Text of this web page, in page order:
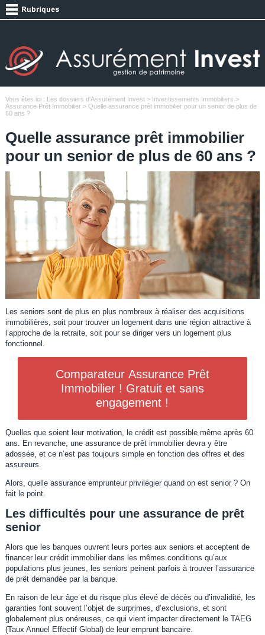
Vous êtes ici : Les dossiers d'Assurément Invest> Investissements Immobiliers >
Assurance Prêt Immobilier> Quelle assurance prêt immobilier pour un senior de plus de
60 ans ?
Quelle assurance prêt immobilier
pour un senior de plus de 60 ans ?
Les seniors sont de plus en plus nombreux à réaliser des acquisitions
immobilières, soit pour trouver un logement dans une région attractive à
l’approche de la retraite, soit pour se diriger vers un logement plus
fonctionnel.
Comparateur Assurance Prêt
Immobilier ! Gratuit et sans
engagement !
Quelles que soient leur motivation, le crédit est possible même après 60
ans. En revanche, une assurance de prêt immobilier devra y être
adossée, et ce n’est pas toujours simple en fonction des offres et des
assureurs.
Alors, quelle assurance emprunteur privilégier quand on est senior ? On
fait le point.
Les difficultés pour une assurance de prêt
senior
Alors que les banques ouvrent leurs portes aux seniors et acceptent de
financer leur crédit immobilier dans les mêmes conditions qu’aux
populations plus jeunes, les seniors peinent parfois à trouver l’assurance
de prêt demandée par la banque.
En raison de leur âge et du risque plus élevé de décès ou d’invalidité, les
garanties font souvent l’objet de surprimes, d’exclusions, et sont
globalement plus onéreuses, ce qui vient impacter directement le TAEG
(Taux Annuel Effectif Global) de leur emprunt bancaire.